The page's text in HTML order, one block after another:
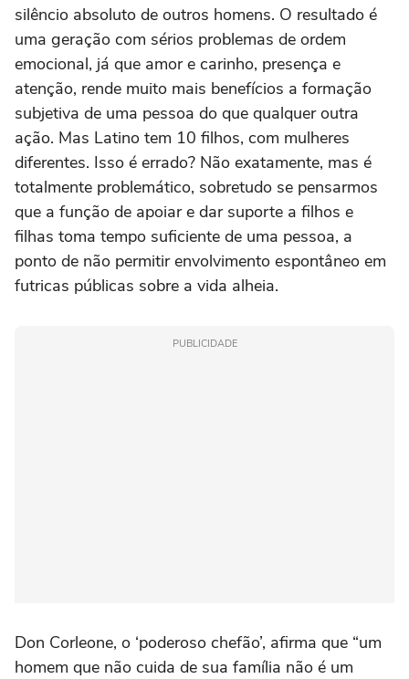
silêncio absoluto de outros homens. O resultado é
uma geração com sérios problemas de ordem
emocional, já que amor e carinho, presença e
atenção, rende muito mais benefícios a formação
subjetiva de uma pessoa do que qualquer outra
ação. Mas Latino tem 10 filhos, com mulheres
diferentes. Isso é errado? Não exatamente, mas é
totalmente problemático, sobretudo se pensarmos
que a função de apoiar e dar suporte a filhos e
filhas toma tempo suficiente de uma pessoa, a
ponto de não permitir envolvimento espontâneo em
futricas públicas sobre a vida alheia.
PUBLICIDADE
Don Corleone, o ‘poderoso chefão’, afirma que “um
homem que não cuida de sua família não é um